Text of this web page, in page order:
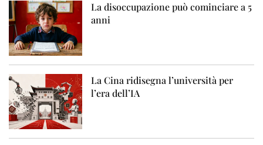
La disoccupazione può cominciare a 5
anni
La Cina ridisegna l’università per
l’era dell’IA